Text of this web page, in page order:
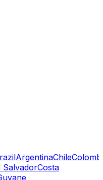
ArgentinaChile
SalvadorCosta